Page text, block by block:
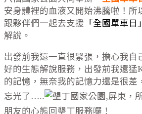
安身體裡的血液又開始沸騰啦！所
跟夥伴們一起去支援 「全國單車日
解說。
出發前我還一直很緊張，擔心我自
好的生態解說服務，出發前我還猛
的記憶，無奈我的記憶力還是很差
忘光了…..
，
朋友的心態回墾丁服務囉！